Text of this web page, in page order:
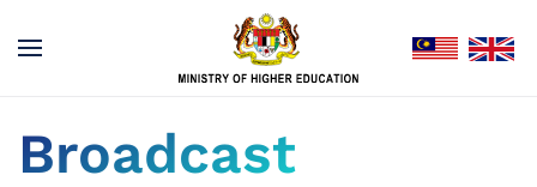
Broadcast